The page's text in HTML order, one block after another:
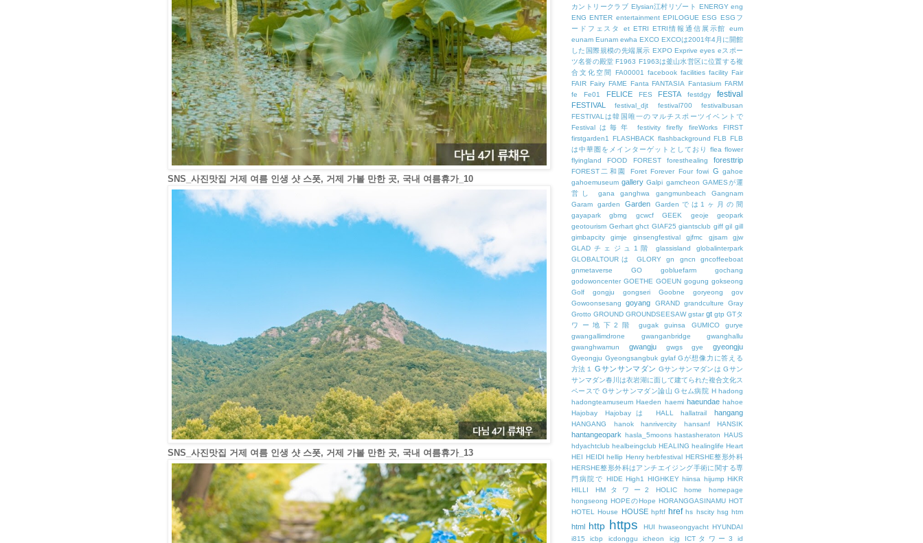
SNS_사진맛집 거제 여름 인생 샷 스폿, 거제 가볼 만한 곳, 국내 여름휴가_10
SNS_사진맛집 거제 여름 인생 샷 스폿, 거제 가볼 만한 곳, 국내 여름휴가_13
カントリークラブ Elysian江村リゾート ENERGY eng
ENG ENTER entertainment EPILOGUE ESG ESGフ
ードフェスタ
et ETRI ETRI情報通信展示館
eum
eunam Eunam ewha EXCO EXCOは2001年4月に開館
した国際規模の先端展示 EXPO Exprive eyes eスポー
ツ名誉の殿堂 F1963 F1963は釜山水営区に位置する複
合文化空間
FA00001 facebook facilities facility Fair
FAIR Fairy FAME Fanta FANTASIA Fantasium FARM
fe
Fe01 FELICE FES FESTA festdgy festival
FESTIVAL festival_djt festival700
festivalbusan
FESTIVALは韓国唯一のマルチスポーツイベントで
Festivalは毎年
festivity firefly fireWorks
FIRST
firstgarden1
FLASHBACK flashbackground FLB FLB
は中華圏をメインターゲットとしており
flea flower
flyingland
FOOD FOREST foresthealing foresttrip
FOREST二和園 Foret Forever Four fowi G gahoe
gahoemuseum gallery Galpi gamcheon GAMESが運
営し
gana ganghwa gangmunbeach
Gangnam
Garam
garden Garden
Gardenでは1ヶ月の間
gayapark
gbmg gcwcf GEEK geoje
geopark
geotourism Gerhart ghct GIAF25 giantsclub giff gil gill
gimbapcity
gimje ginsengfestival gjfmc gjsam
gjw
GLADチェジュ1階
glassisland
globalinterpark
GLOBALTOURは
GLORY gn gncn
gncoffeeboat
gnmetaverse
GO gobluefarm
gochang
godowoncenter GOETHE GOEUN gogung gokseong
Golf
gongju gongseri Goobne goryeong
gov
Gowoonsesang
goyang GRAND grandculture
Gray
Grotto GROUND GROUNDSEESAW gstar gt gtp GTタ
ワー地下2階
gugak guinsa GUMICO
gurye
gwangallimdrone
gwanganbridge
gwanghallu
gwanghwamun
gwangju gwgs gye gyeongju
Gyeongju Gyeongsangbuk gylaf Gが想像力に答える
方法１
Gサンサンマダン Gサンサンマダンは Gサン
サンマダン春川は衣岩湖に面して建てられた複合文化ス
ペースで Gサンサンマダン論山 Gセム病院 H hadong
hadongteamuseum Haeden haemi haeundae hahoe
Hajobay
Hajobayは HALL hallatrail hangang
HANGANG hanok hanrivercity hansanf HANSIK
hantangeopark hasla_5moons hastasheraton HAUS
hdyachtclub healbeingclub HEALING healinglife Heart
HEI HEIDI hellip Henry herbfestival HERSHE整形外科
HERSHE整形外科はアンチエイジング手術に関する専
門病院で HIDE High1 HIGHKEY hiinsa hijump HiKR
HILLI
HMタワー2 HOLIC home
homepage
hongseong HOPEのHope HORANGGASINAMU HOT
HOTEL
House HOUSE hpftf href hs hscity hsg htm
html http https HUI hwaseongyacht HYUNDAI
i815
icbp icdonggu icheon icjg ICTタワー3
id